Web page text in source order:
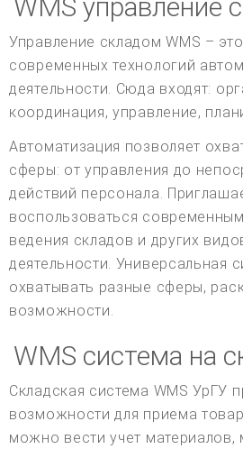
WMS управление
Управление складом WMS –
современных технологий
деятельности. Сюда входят:
координация, управление,
Автоматизация позволяет
сферы: от управления до
действий персонала.
воспользоваться
ведения складов и других
деятельности. Универсальная
охватывать разные сферы,
возможности.
WMS система на
Складская система WMS УрГУ
возможности для приема
можно вести учет материалов,